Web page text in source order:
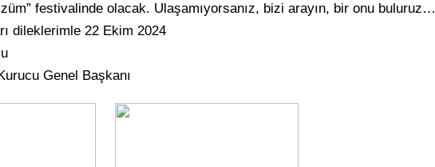
festivalinde olacak. Ulaşamıyorsanız, bizi arayın, bir onu buluruz…
dileklerimle 22 Ekim 2024
Genel Başkanı